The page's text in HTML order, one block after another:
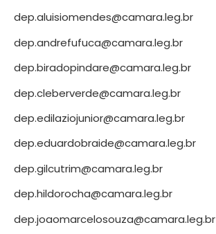
dep.aluisiomendes@camara.leg.br
dep.andrefufuca@camara.leg.br
dep.biradopindare@camara.leg.br
dep.cleberverde@camara.leg.br
dep.edilaziojunior@camara.leg.br
dep.eduardobraide@camara.leg.br
dep.gilcutrim@camara.leg.br
dep.hildorocha@camara.leg.br
dep.joaomarcelosouza@camara.leg.br